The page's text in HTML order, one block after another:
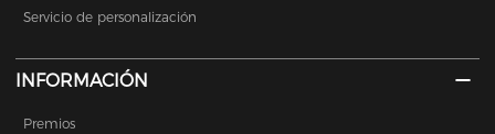
Servicio de personalización
INFORMACIÓN
Premios